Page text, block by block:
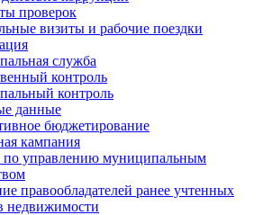
проверок
визиты и рабочие поездки
служба
контроль
контроль
данные
бюджетирование
кампания
по управлению муниципальным
правообладателей ранее учтенных
недвижимости